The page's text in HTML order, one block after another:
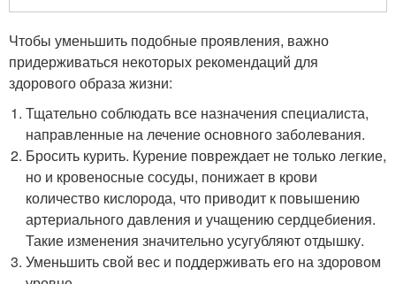
Чтобы уменьшить подобные проявления, важно
придерживаться некоторых рекомендаций для
здорового образа жизни:
Тщательно соблюдать все назначения специалиста,
направленные на лечение основного заболевания.
Бросить курить. Курение повреждает не только легкие,
но и кровеносные сосуды, понижает в крови
количество кислорода, что приводит к повышению
артериального давления и учащению сердцебиения.
Такие изменения значительно усугубляют отдышку.
Уменьшить свой вес и поддерживать его на здоровом